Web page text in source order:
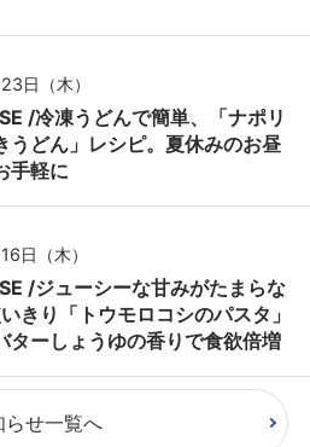
日（木）
/冷凍うどんで簡単、「ナポリ
うどん」レシピ。夏休みのお昼
手軽に
日（木）
/ジューシーな甘みがたまらな
きり「トウモロコシのパスタ」
ターしょうゆの香りで食欲倍増
らせ一覧へ